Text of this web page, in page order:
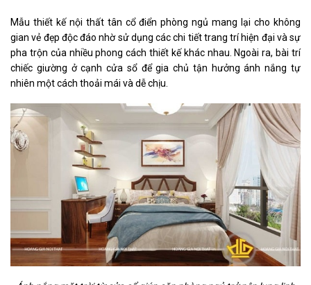
Mẫu thiết kế nội thất tân cổ điển phòng ngủ mang lại cho không
gian vẻ đẹp độc đáo nhờ sử dụng các chi tiết trang trí hiện đại và sự
pha trộn của nhiều phong cách thiết kế khác nhau. Ngoài ra, bài trí
chiếc giường ở cạnh cửa sổ để gia chủ tận hưởng ánh nắng tự
nhiên một cách thoải mái và dễ chịu.